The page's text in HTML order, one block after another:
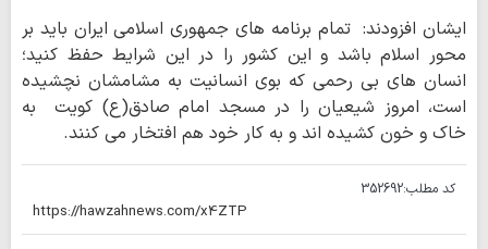
ایشان افزودند: تمام برنامه های جمهوری اسلامی ایران باید بر
محور اسلام باشد و این کشور را در این شرایط حفظ کنید؛
انسان های بی رحمی که بوی انسانیت به مشامشان نچشیده
است، امروز شیعیان را در مسجد امام صادق(ع) کویت به
خاک و خون کشیده اند و به کار خود هم افتخار می کنند.
کد مطلب:352692